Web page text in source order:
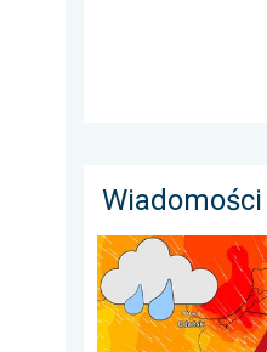
Sztorm,